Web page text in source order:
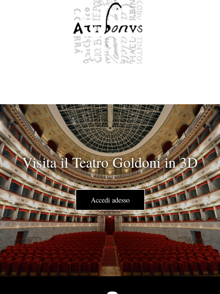
Visita il Teatro Goldoni in 3D
Accedi adesso